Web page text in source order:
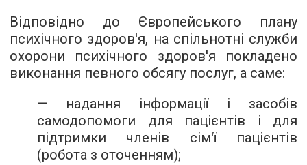
Відповідно до Європейського плану
психічного здоров'я, на спільнотні служби
охорони психічного здоров'я покладено
виконання певного обсягу послуг, а саме:
— надання інформації і засобів
самодопомоги для пацієнтів і для
підтримки членів сім'ї пацієнтів
(робота з оточенням);